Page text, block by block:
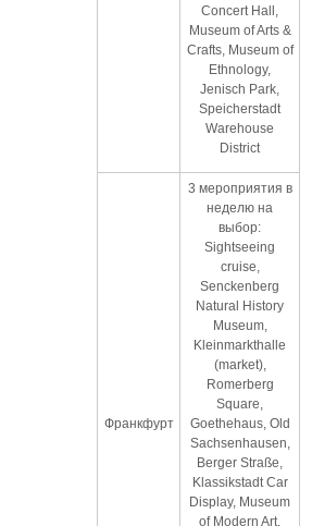
Concert Hall,
Museum of Arts &
Crafts, Museum of
Ethnology,
Jenisch Park,
Speicherstadt
Warehouse
District
Франкфурт
3 мероприятия в
неделю на
выбор:
Sightseeing
cruise,
Senckenberg
Natural History
Museum,
Kleinmarkthalle
(market),
Romerberg
Square,
Goethehaus, Old
Sachsenhausen,
Berger Straße,
Klassikstadt Car
Display, Museum
of Modern Art,